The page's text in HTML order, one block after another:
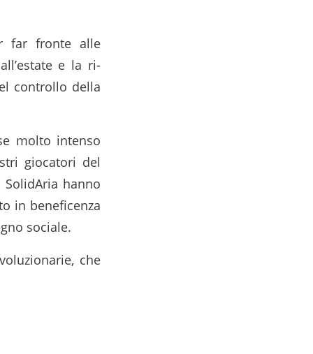
far fronte alle
e la ri-
controllo della
molto intenso
giocatori del
hanno
in beneficenza
sociale.
che